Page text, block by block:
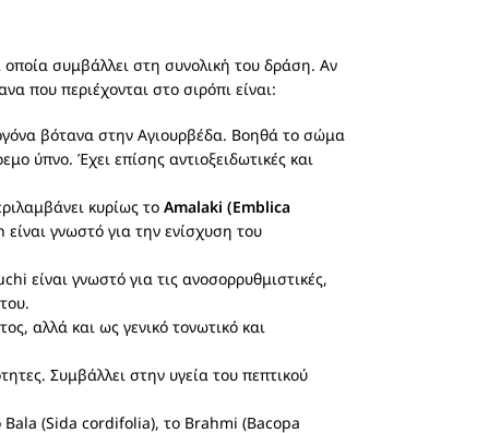
συμβάλλει στη συνολική του δράση. Αν
που περιέχονται στο σιρόπι είναι:
βότανα στην Αγιουρβέδα. Βοηθά το σώμα
ύπνο. Έχει επίσης αντιοξειδωτικές και
κυρίως το Amalaki (Emblica
είναι γνωστό για την ενίσχυση του
είναι γνωστό για τις ανοσορρυθμιστικές,
αλλά και ως γενικό τονωτικό και
Συμβάλλει στην υγεία του πεπτικού
Bala (Sida cordifolia), το Brahmi (Bacopa